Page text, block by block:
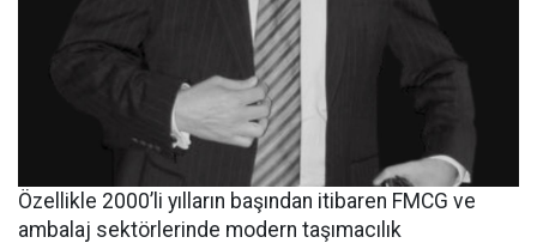
Özellikle 2000’li yılların başından itibaren FMCG ve
ambalaj sektörlerinde modern taşımacılık